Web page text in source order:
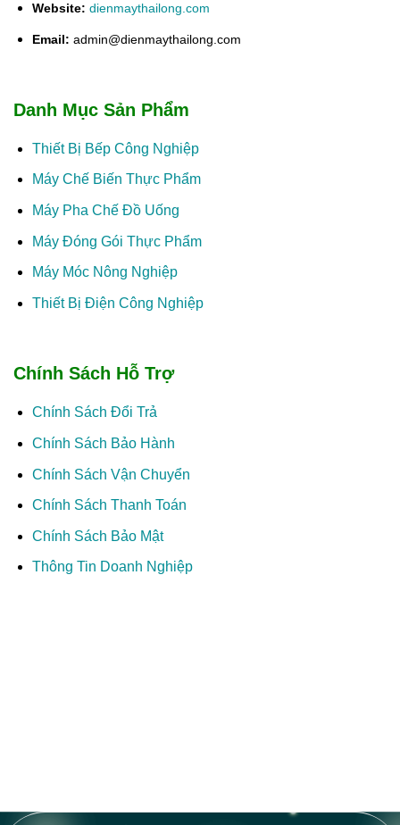
Website: dienmaythailong.com
Email: admin@dienmaythailong.com
Danh Mục Sản Phẩm
Thiết Bị Bếp Công Nghiệp
Máy Chế Biến Thực Phẩm
Máy Pha Chế Đồ Uống
Máy Đóng Gói Thực Phẩm
Máy Móc Nông Nghiệp
Thiết Bị Điện Công Nghiệp
Chính Sách Hỗ Trợ
Chính Sách Đổi Trả
Chính Sách Bảo Hành
Chính Sách Vận Chuyển
Chính Sách Thanh Toán
Chính Sách Bảo Mật
Thông Tin Doanh Nghiệp